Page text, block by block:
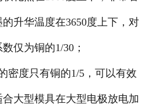
升华温度在3650度上下，对
仅为铜的1/30；
度只有铜的1/5，可以有效
大型模具在大型电极放电加